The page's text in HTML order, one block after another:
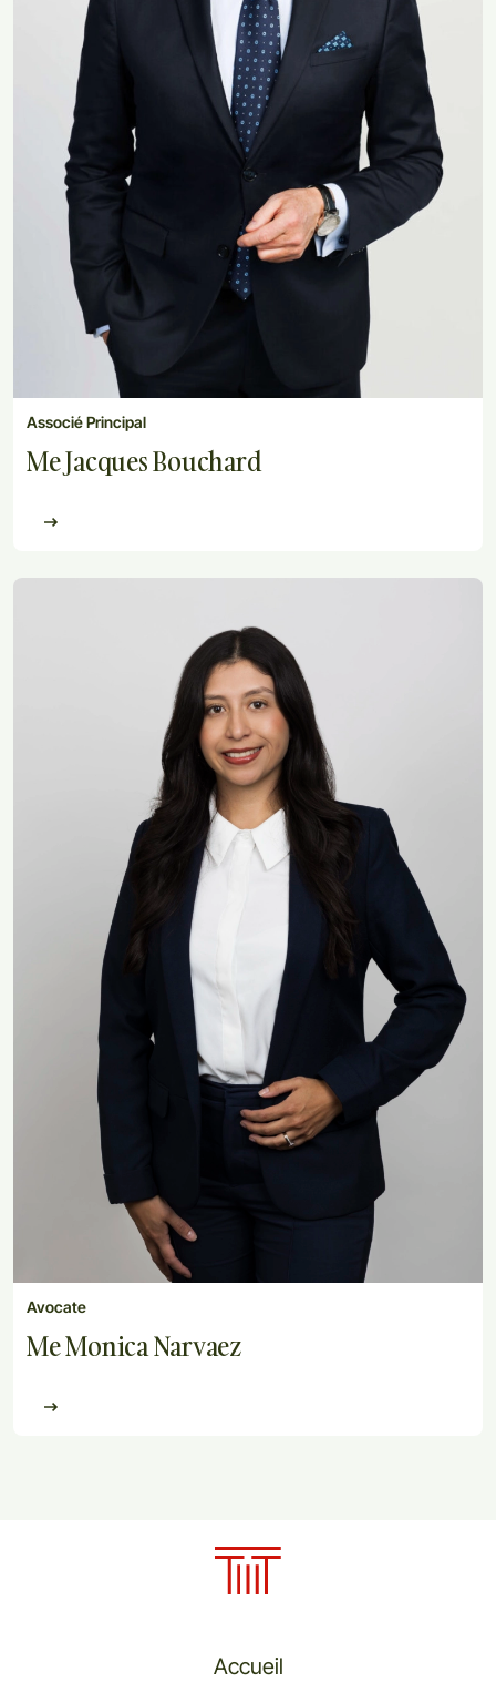
Associé Principal
Me Jacques Bouchard
Avocate
Me Monica Narvaez
Accueil